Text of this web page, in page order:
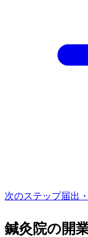
次のステップ届出
鍼灸院の開